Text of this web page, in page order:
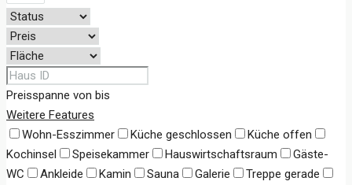
Preisspanne von bis
Weitere Features
Wohn-Esszimmer
Küche geschlossen
Küche offen
Kochinsel
Speisekammer Hauswirtschaftsraum
Gäste-
WC
Ankleide Kamin Sauna Galerie
Treppe gerade